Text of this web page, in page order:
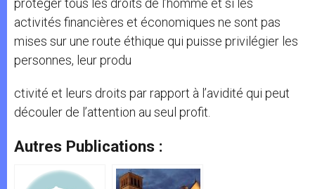
protéger tous les droits de l’homme et si les
activités financières et économiques ne sont pas
mises sur une route éthique qui puisse privilégier les
personnes, leur produ
ctivité et leurs droits par rapport à l’avidité qui peut
découler de l’attention au seul profit.
Autres Publications :